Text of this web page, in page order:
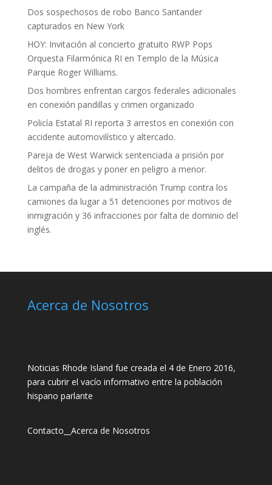
Dos sospechosos de robo Banco Santander
capturados en New York
HOY: Invitación al concierto gratuito RWP Pops
Orquesta Filarmónica RI en Templo de la Música
Parque Roger Williams.
Dos hombres enfrentan cargos federales adicionales
en conexión pandillas y crimen organizado
Policía Estatal RI reporta 3 arrestos en conexión con
accidente automovilístico y altercado.
Pareja de West Warwick sentenciada a prisión por
delitos de drogas y poner en peligro a menor.
La campaña de la administración Trump contra los
camiones da lugar a 51 detenciones por motivos de
inmigración y 36 infracciones por falta de dominio del
inglés.
Acerca de Nosotros
Noticias Rhode Island fue creada el 4 de Enero 2016,
para cubrir el vacío informativo entre la población
hispano parlante
Contacto Acerca de Nosotros